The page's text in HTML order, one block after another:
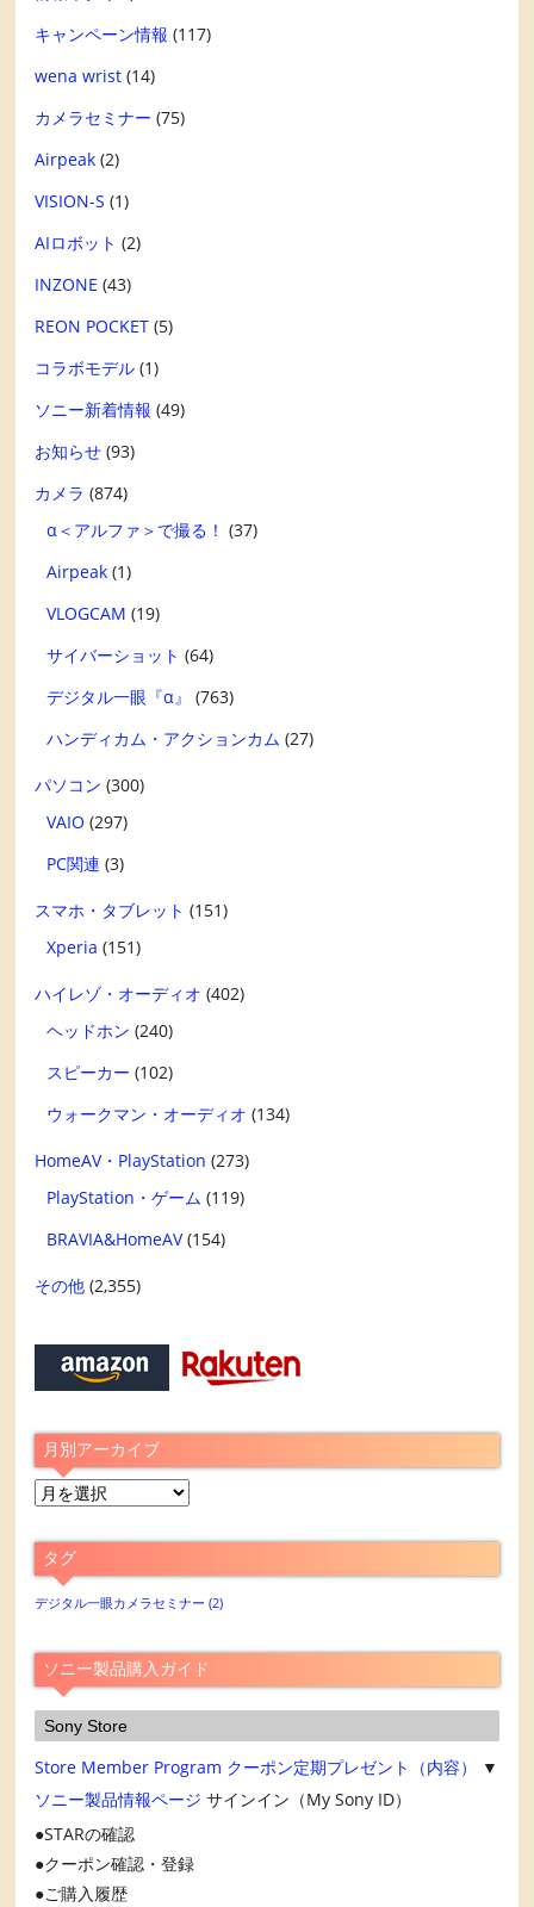
キャンペーン情報 (117)
wena wrist (14)
カメラセミナー (75)
Airpeak (2)
VISION-S (1)
AIロボット (2)
INZONE (43)
REON POCKET (5)
コラボモデル (1)
ソニー新着情報 (49)
お知らせ (93)
カメラ (874)
α＜アルファ＞で撮る！ (37)
Airpeak (1)
VLOGCAM (19)
サイバーショット (64)
デジタル一眼『α』
(763)
ハンディカム・アクションカム (27)
パソコン (300)
VAIO (297)
PC関連 (3)
スマホ・タブレット (151)
Xperia (151)
ハイレゾ・オーディオ (402)
ヘッドホン (240)
スピーカー (102)
ウォークマン・オーディオ (134)
HomeAV・PlayStation (273)
PlayStation・ゲーム (119)
BRAVIA&HomeAV(154)
その他 (2,355)
月別アーカイブ
月
ア
ー
カ
ブ
タグ
デジタル一眼カメラセミナー (2)
ソニー製品購入ガイド
Sony Store
Store Member Program クーポン定期プレゼント（内容）
▼
ソニー製品情報ページ サインイン（My Sony ID）
STARの確認
クーポン確認・登録
ご購入履歴